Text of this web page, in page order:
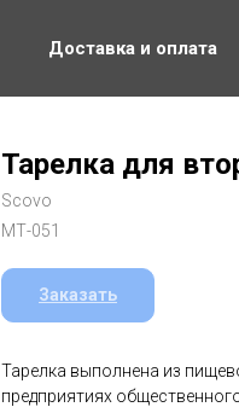
Доставка и оплата
Тарелка для
Scovo
МТ-051
Заказать
Тарелка выполнена из
предприятиях